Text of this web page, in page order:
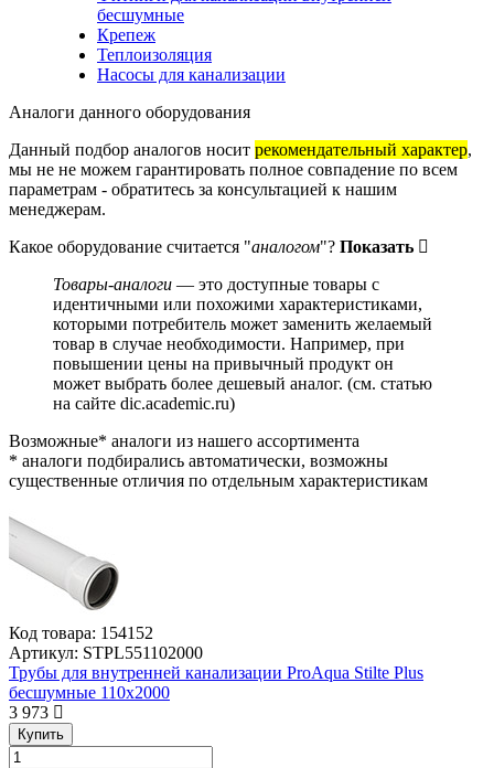
бесшумные
Крепеж
Теплоизоляция
Насосы для канализации
Аналоги данного оборудования
Данный подбор аналогов носит рекомендательный характер,
мы не не можем гарантировать полное совпадение по всем
параметрам - обратитесь за консультацией к нашим
менеджерам.
Какое оборудование считается "аналогом"? Показать
Товары-аналоги — это доступные товары с
идентичными или похожими характеристиками,
которыми потребитель может заменить желаемый
товар в случае необходимости. Например, при
повышении цены на привычный продукт он
может выбрать более дешевый аналог. (см. статью
на сайте dic.academic.ru)
Возможные* аналоги из нашего ассортимента
* аналоги подбирались автоматически, возможны
существенные отличия по отдельным характеристикам
Код товара: 154152
Артикул: STPL551102000
Трубы для внутренней канализации ProAqua Stilte Plus
бесшумные 110x2000
3 973
Купить